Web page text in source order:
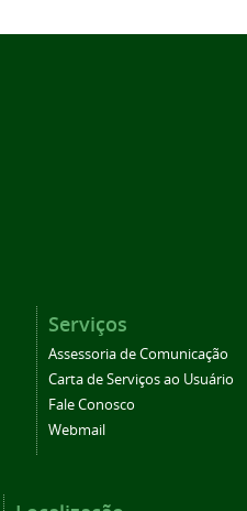
Serviços
Assessoria de Comunicação
Carta de Serviços ao Usuário
Fale Conosco
Webmail